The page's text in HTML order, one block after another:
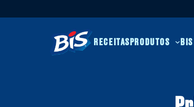
RECEITASPRODUTOS